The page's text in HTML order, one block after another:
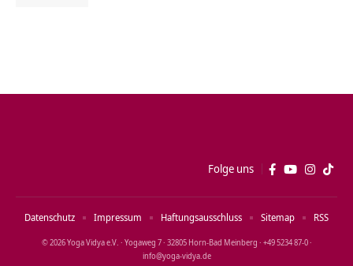
Folge uns
© 2026 Yoga Vidya e.V. · Yogaweg 7 · 32805 Horn‑Bad Meinberg · +49 5234 87‑0 ·
info@yoga‑vidya.de
Datenschutz Impressum Haftungsausschluss Sitemap RSS